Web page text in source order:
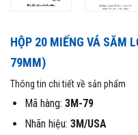
HỘP 20 MIẾNG VÁ SĂM
79MM)
Thông tin chi tiết về sản phẩm
Mã hàng: 3M-79
Nhãn hiệu: 3M/USA